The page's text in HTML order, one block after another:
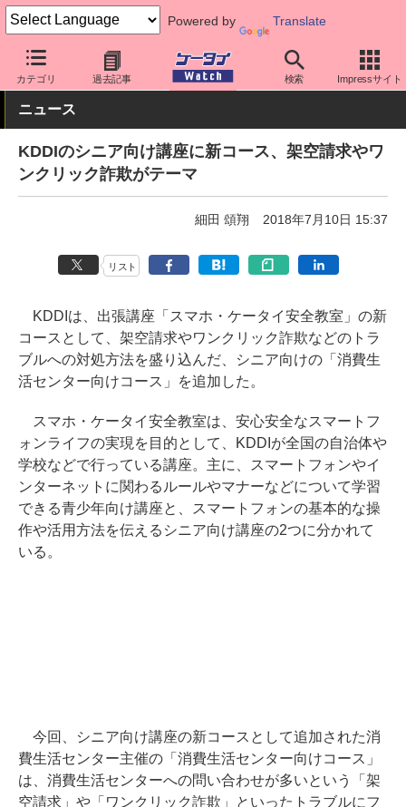
Powered by Translate
カテゴリ 過去記事 検索 Impressサイト
ケータイ Watch キャリア au サポート
ニュース
KDDIのシニア向け講座に新コース、架空請求やワ
ンクリック詐欺がテーマ
細田 頌翔 2018年7月10日 15:37
リスト
KDDIは、出張講座「スマホ・ケータイ安全教室」の新
コースとして、架空請求やワンクリック詐欺などのトラ
ブルへの対処方法を盛り込んだ、シニア向けの「消費生
活センター向けコース」を追加した。
スマホ・ケータイ安全教室は、安心安全なスマートフ
ォンライフの実現を目的として、KDDIが全国の自治体や
学校などで行っている講座。主に、スマートフォンやイ
ンターネットに関わるルールやマナーなどについて学習
できる青少年向け講座と、スマートフォンの基本的な操
作や活用方法を伝えるシニア向け講座の2つに分かれて
いる。
今回、シニア向け講座の新コースとして追加された消
費生活センター主催の「消費生活センター向けコース」
は、消費生活センターへの問い合わせが多いという「架
空請求」や「ワンクリック詐欺」といったトラブルにフ